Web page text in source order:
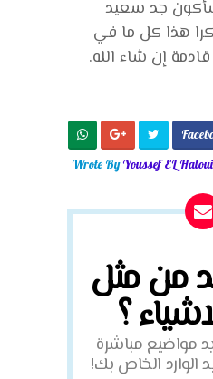
جد سعيد
هذا كل ما في
إن شاء الله.

Wrote ByYoussef EL Haloui
من مثل
؟
مواضيع مباشرة
الوارد الخاص بك!